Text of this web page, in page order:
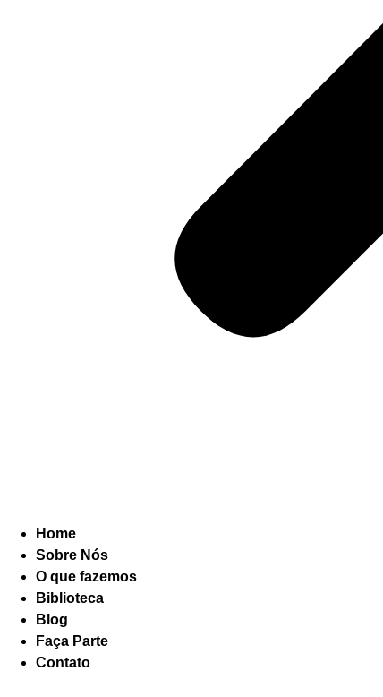
Home
Sobre Nós
O que fazemos
Biblioteca
Blog
Faça Parte
Contato